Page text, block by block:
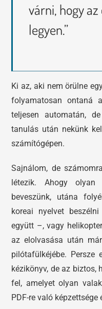
várni, hogy
legyen.”
Ki az, aki nem örülne
folyamatosan ontaná
teljesen automatán,
tanulás után nekünk
számítógépen.
Sajnálom, de
létezik. Ahogy
beveszünk, utána
koreai nyelvet
együtt –, vagy
az elolvasása után
pilótafülkéjébe. Persze
kézikönyv, de az biztos,
fel, amelyet olyan
PDF-re való képzettsége